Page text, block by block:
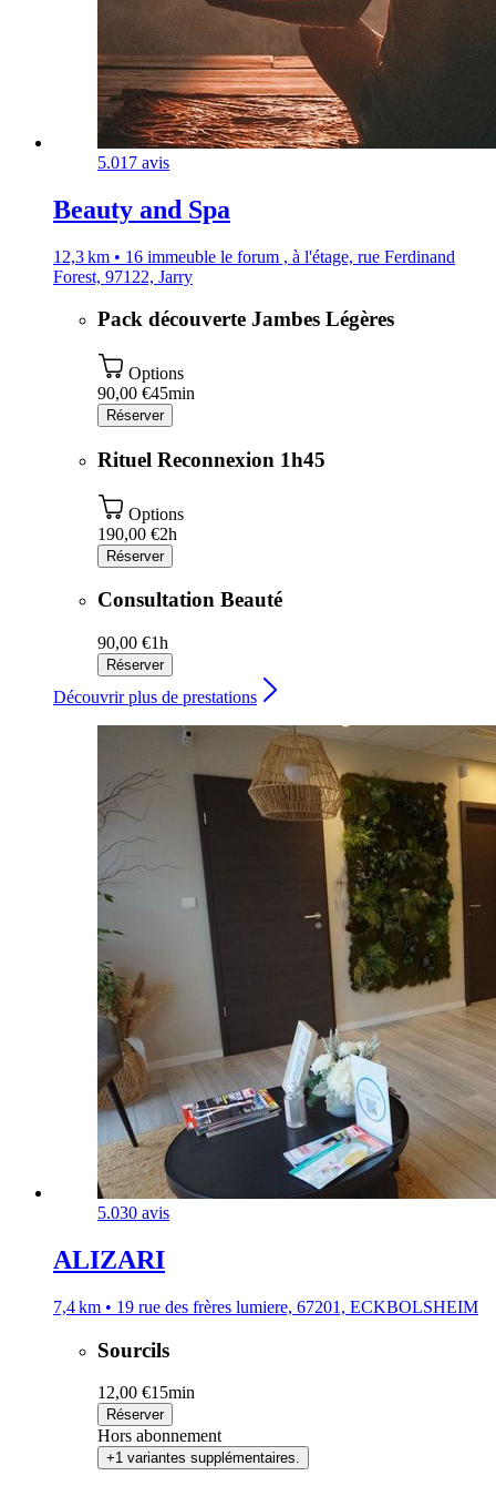
5.017 avis
Beauty and Spa
12,3 km • 16 immeuble le forum , à l'étage, rue Ferdinand
Forest, 97122, Jarry
Pack découverte Jambes Légères
Options
90,00 €45min
Réserver
Rituel Reconnexion 1h45
Options
190,00 €2h
Réserver
Consultation Beauté
90,00 €1h
Réserver
Découvrir plus de prestations
5.030 avis
ALIZARI
7,4 km • 19 rue des frères lumiere, 67201, ECKBOLSHEIM
Sourcils
12,00 €15min
Réserver
Hors abonnement
+1 variantes supplémentaires.